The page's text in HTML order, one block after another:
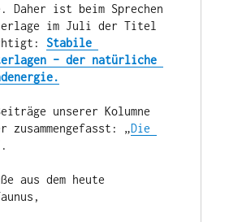
Daher ist beim Sprechen
im Juli der Titel
Stabile
– der natürliche
unserer Kolumne
zusammengefasst: „Die
aus dem heute